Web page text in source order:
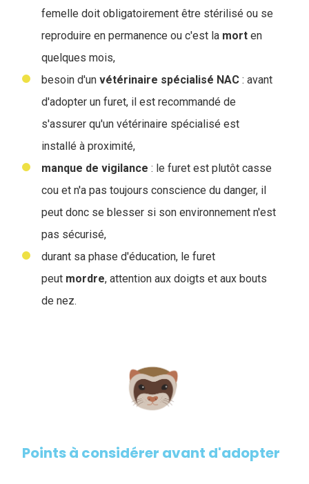
femelle doit obligatoirement être stérilisé ou se
reproduire en permanence ou c'est la mort en
quelques mois,
besoin d'un vétérinaire spécialisé NAC : avant
d'adopter un furet, il est recommandé de
s'assurer qu'un vétérinaire spécialisé est
installé à proximité,
manque de vigilance : le furet est plutôt casse
cou et n'a pas toujours conscience du danger, il
peut donc se blesser si son environnement n'est
pas sécurisé,
durant sa phase d'éducation, le furet
peut mordre, attention aux doigts et aux bouts
de nez.
Points à considérer avant d'adopter